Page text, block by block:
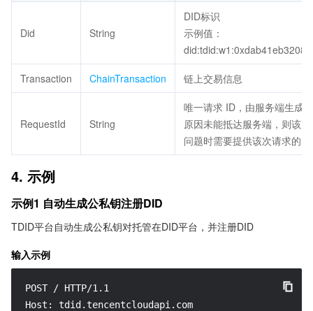
Did String
DID标识
示例值：
Transaction ChainTransaction 链上交易信息
RequestId String
唯一请求 ID，由服务端生成
原因未能抵达服务端，则该
问题时需要提供该次请求的
4. 示例
示例1 自动生成公私钥注册DID
TDID平台自动生成公私钥对托管在DID平台，并注册DID
输入示例
POST / HTTP/1.1
Host: tdid.tencentcloudapi.com